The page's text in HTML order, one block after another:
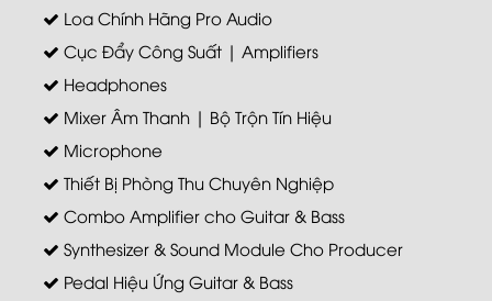
Loa Chính Hãng Pro Audio
Cục Đẩy Công Suất | Amplifiers
Headphones
Mixer Âm Thanh | Bộ Trộn Tín Hiệu
Microphone
Thiết Bị Phòng Thu Chuyên Nghiệp
Combo Amplifier cho Guitar & Bass
Synthesizer & Sound Module Cho Producer
Pedal Hiệu Ứng Guitar & Bass